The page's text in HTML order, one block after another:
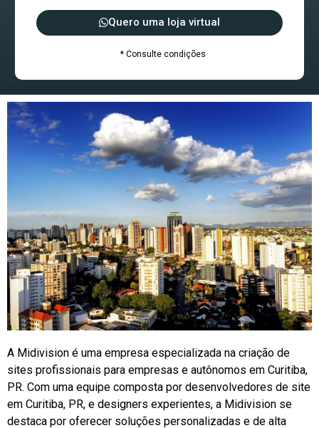
Quero uma loja virtual
* Consulte condições
A Midivision é uma empresa especializada na criação de
sites profissionais para empresas e autônomos em Curitiba,
PR. Com uma equipe composta por desenvolvedores de site
em Curitiba, PR, e designers experientes, a Midivision se
destaca por oferecer soluções personalizadas e de alta